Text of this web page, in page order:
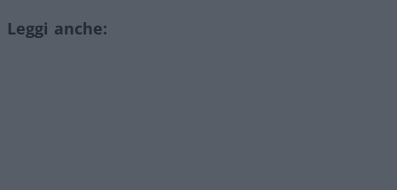
Leggi anche: